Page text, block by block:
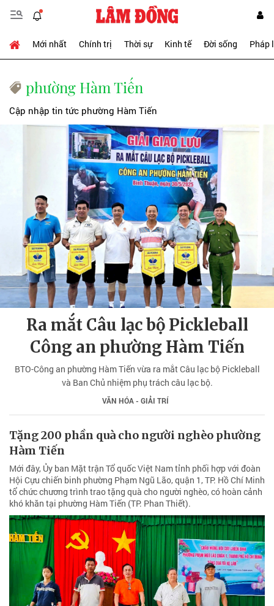
Mới nhất Chính trị Thời sự Kinh tế Đời sống Pháp
phường Hàm Tiến
Cập nhập tin tức phường Hàm Tiến
Ra mắt Câu lạc bộ Pickleball
Công an phường Hàm Tiến
BTO-Công an phường Hàm Tiến vừa ra mắt Câu lạc bộ Pickleball
và Ban Chủ nhiệm phụ trách câu lạc bộ.
VĂN HÓA - GIẢI TRÍ
Tặng 200 phần quà cho người nghèo phường
Hàm Tiến
Mới đây, Ủy ban Mặt trận Tổ quốc Việt Nam tỉnh phối hợp với đoàn
Hội Cựu chiến binh phường Phạm Ngũ Lão, quận 1, TP. Hồ Chí Minh
tổ chức chương trình trao tặng quà cho người nghèo, có hoàn cảnh
khó khăn tại phường Hàm Tiến (TP. Phan Thiết).